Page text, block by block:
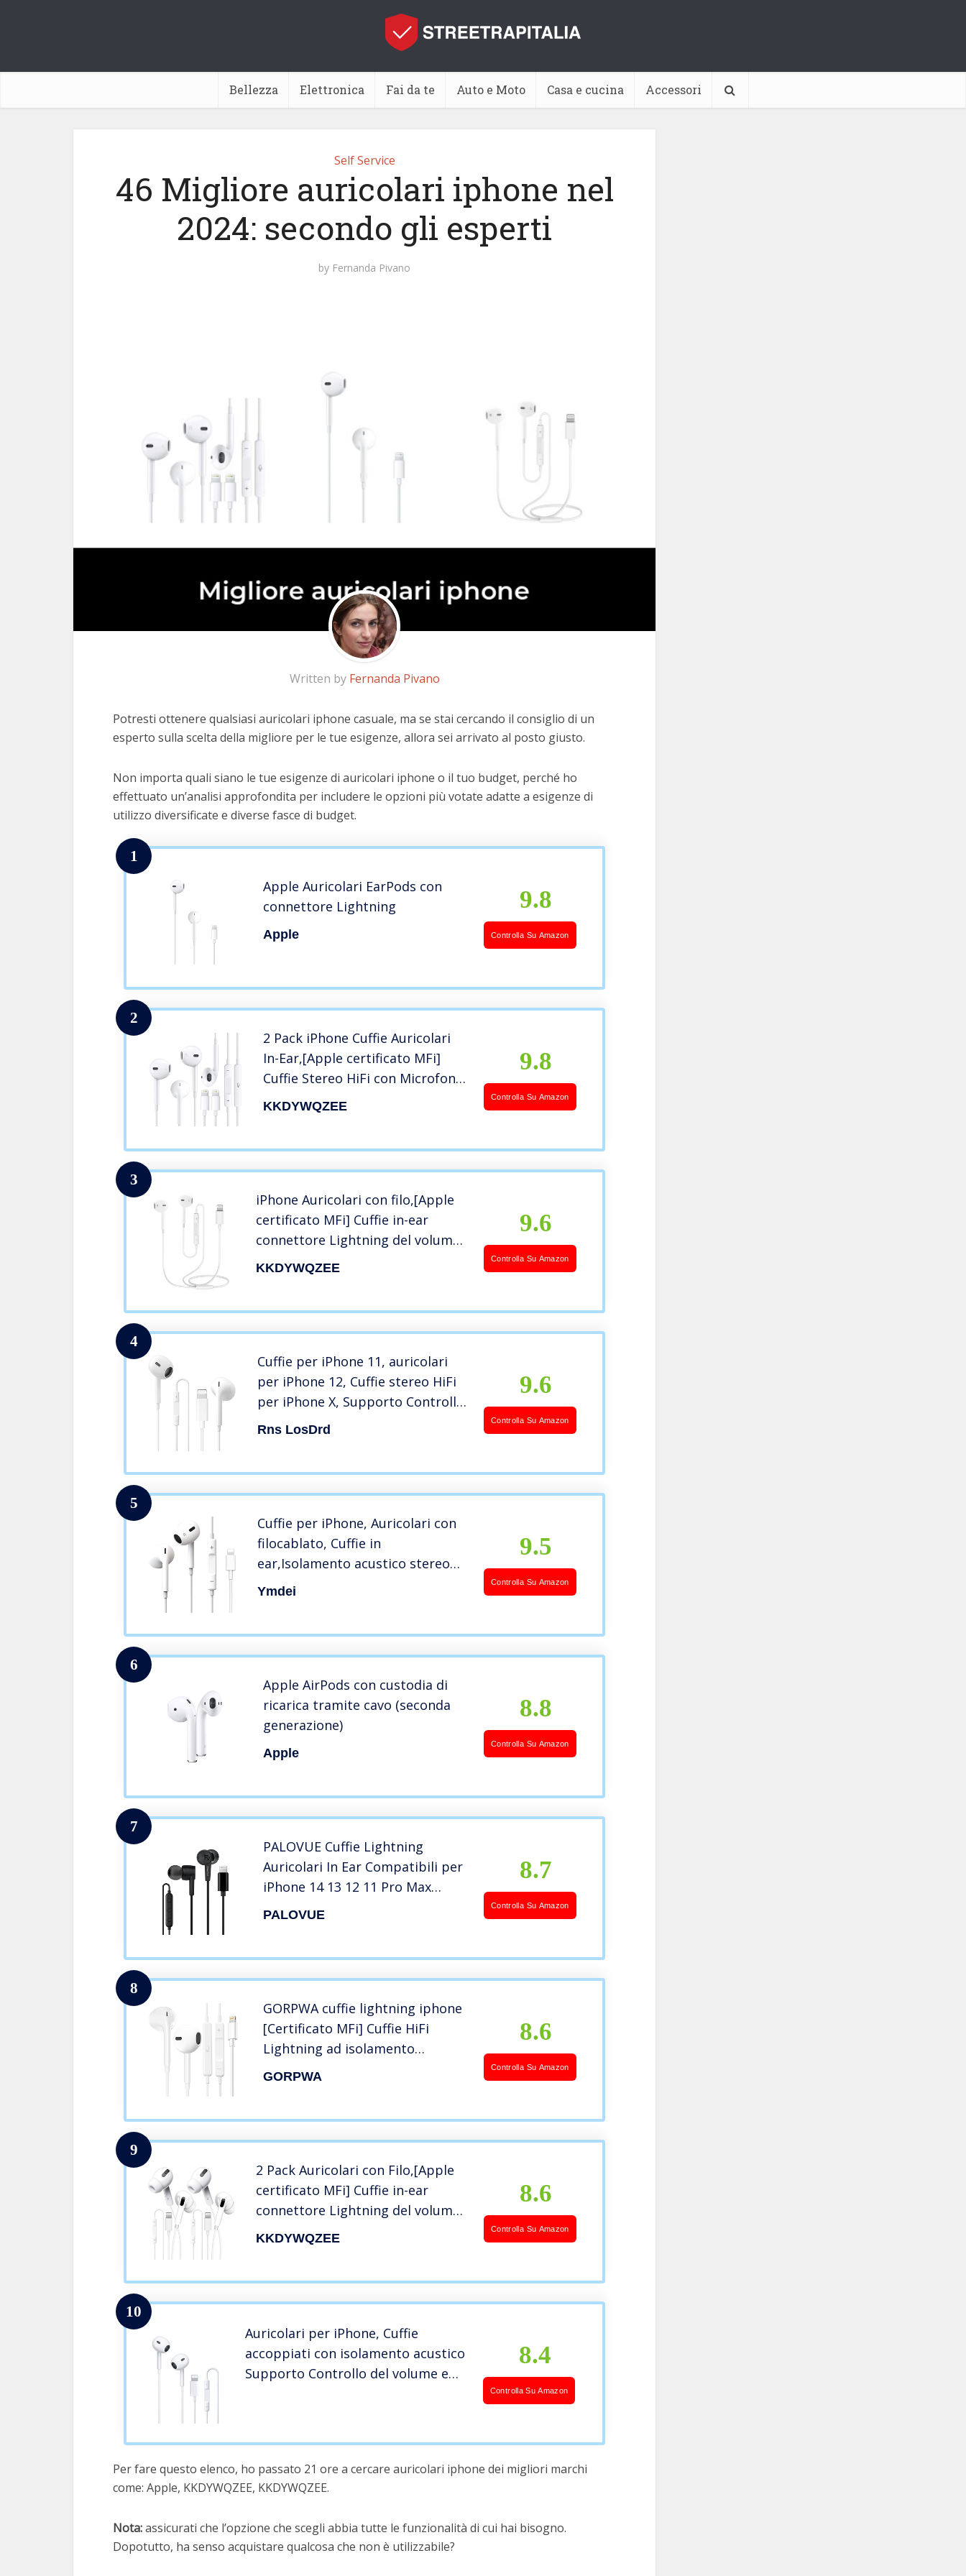
Bellezza Elettronica Fai da te Auto e Moto Casa e cucina Accessori
Self Service
46 Migliore auricolari iphone nel
2024: secondo gli esperti
by Fernanda Pivano
Written by Fernanda Pivano
Potresti ottenere qualsiasi auricolari iphone casuale, ma se stai cercando il consiglio di un
esperto sulla scelta della migliore per le tue esigenze, allora sei arrivato al posto giusto.
Non importa quali siano le tue esigenze di auricolari iphone o il tuo budget, perché ho
effettuato un’analisi approfondita per includere le opzioni più votate adatte a esigenze di
utilizzo diversificate e diverse fasce di budget.
1
Apple Auricolari EarPods con
connettore Lightning
Apple
9.8
Controlla Su Amazon
2
2 Pack iPhone Cuffie Auricolari
In-Ear,[Apple certificato MFi]
Cuffie Stereo HiFi con Microfono
e Controllo del Volume
Isolamento del Rumore
KKDYWQZEE
9.8
Controlla Su Amazon
3
iPhone Auricolari con filo,[Apple
certificato MFi] Cuffie in-ear
connettore Lightning del volume
e del microfono stereo con
cancellazione del rumore
KKDYWQZEE
9.6
Controlla Su Amazon
4
Cuffie per iPhone 11, auricolari
per iPhone 12, Cuffie stereo HiFi
per iPhone X, Supporto Controllo
del volume e del microfono,
Rns LosDrd
9.6
Controlla Su Amazon
5
Cuffie per iPhone, Auricolari con
filocablato, Cuffie in
ear,Isolamento acustico stereo
con microfono e controllo del
Ymdei
9.5
Controlla Su Amazon
6
Apple AirPods con custodia di
ricarica tramite cavo (seconda
generazione)
Apple
8.8
Controlla Su Amazon
7
PALOVUE Cuffie Lightning
Auricolari In Ear Compatibili per
iPhone 14 13 12 11 Pro Max
iPhone X XS Max XR iPhone 8 Plus
PALOVUE
8.7
Controlla Su Amazon
8
GORPWA cuffie lightning iphone
[Certificato MFi] Cuffie HiFi
Lightning ad isolamento
acustico magnetico con
GORPWA
8.6
Controlla Su Amazon
9
2 Pack Auricolari con Filo,[Apple
certificato MFi] Cuffie in-ear
connettore Lightning del volume
e del microfono stereo con
cancellazione del rumore
KKDYWQZEE
8.6
Controlla Su Amazon
10
Auricolari per iPhone, Cuffie
accoppiati con isolamento acustico
Supporto Controllo del volume e
8.4
Controlla Su Amazon
Per fare questo elenco, ho passato 21 ore a cercare auricolari iphone dei migliori marchi
come: Apple, KKDYWQZEE, KKDYWQZEE.
Nota:assicurati che l’opzione che scegli abbia tutte le funzionalità di cui hai bisogno.
Dopotutto, ha senso acquistare qualcosa che non è utilizzabile?